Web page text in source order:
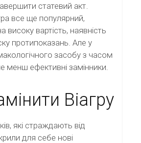
статевий акт.
все ще популярний,
вартість, наявність
протипоказань. Але у
засобу з часом
менш ефективні замінники.
Віагру
які страждають від
для себе нові